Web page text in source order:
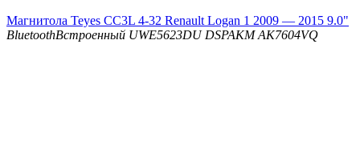
Магнитола Teyes CC3L 4-32 Renault Logan 1 2009 — 2015 9.0"
BluetoothВстроенный UWE5623DU DSPAKM AK7604VQ